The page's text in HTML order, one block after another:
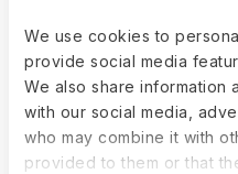
We use cookies to
provide social media
We also share information
with our social media,
who may combine it with
provided to them or that
[X] años de experiencia
preferiblemente en una
publicidad.
Experiencia en
de canales, incluidos
anuncios impresos].